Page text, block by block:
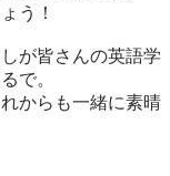
う！
が皆さんの英語学
で。
からも一緒に素晴